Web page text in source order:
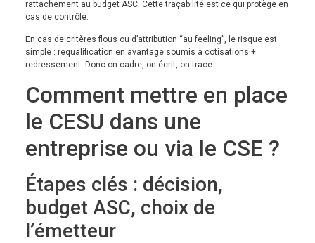
rattachement au budget ASC. Cette traçabilité est ce qui protège en
cas de contrôle.
En cas de critères flous ou d’attribution “au feeling”, le risque est
simple : requalification en avantage soumis à cotisations +
redressement. Donc on cadre, on écrit, on trace.
Comment mettre en place
le CESU dans une
entreprise ou via le CSE ?
Étapes clés : décision,
budget ASC, choix de
l’émetteur